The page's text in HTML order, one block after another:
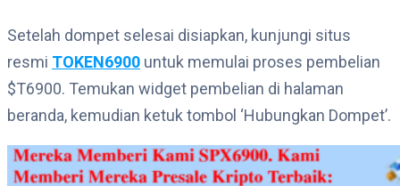
Setelah dompet selesai disiapkan, kunjungi situs
resmi TOKEN6900 untuk memulai proses pembelian
$T6900. Temukan widget pembelian di halaman
beranda, kemudian ketuk tombol ‘Hubungkan Dompet’.